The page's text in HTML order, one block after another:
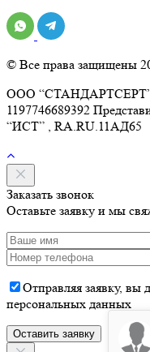
© Все права защищены
ООО “СТАНДАРТСЕРТ”
1197746689392
“ИСТ” , RA.RU.11АД65
Заказать звонок
Оставьте заявку и мы
Отправляя заявку, вы
персональных данных